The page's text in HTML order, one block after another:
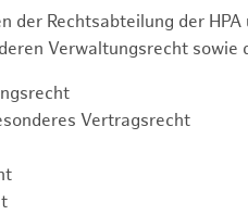
der Rechtsabteilung der
Verwaltungsrecht sowie
Vertragsrecht